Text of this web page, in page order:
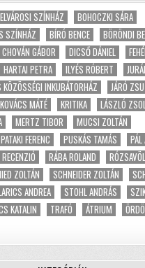
SZÍNHÁZ
BOHOCZKI SÁRA
SZÍNHÁZ
BÍRÓ BENCE
BÖRÖNDI
CHOVÁN GÁBOR DICSŐ DÁNIEL
HARTAI PETRA ILYÉS RÓBERT
INKUBÁTORHÁZ
JÁRÓ
KOVÁCS MÁTÉ KRITIKA
LÁSZLÓ
MERTZ TIBOR
MUCSI ZOLTÁN
PATAKI FERENC PUSKÁS TAMÁS
RECENZIÓ RÁBA ROLAND
ZOLTÁN SCHNEIDER ZOLTÁN
ANDREA STOHL ANDRÁS
KATALIN TRAFÓ ÁTRIUM